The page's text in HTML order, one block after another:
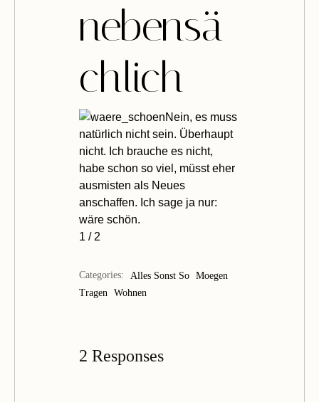
nebensä
chlich
Nein, es muss
natürlich nicht sein. Überhaupt
nicht. Ich brauche es nicht,
habe schon so viel, müsst eher
ausmisten als Neues
anschaffen. Ich sage ja nur:
wäre schön.
1 / 2
Categories: Alles Sonst So Moegen
Tragen Wohnen
2 Responses